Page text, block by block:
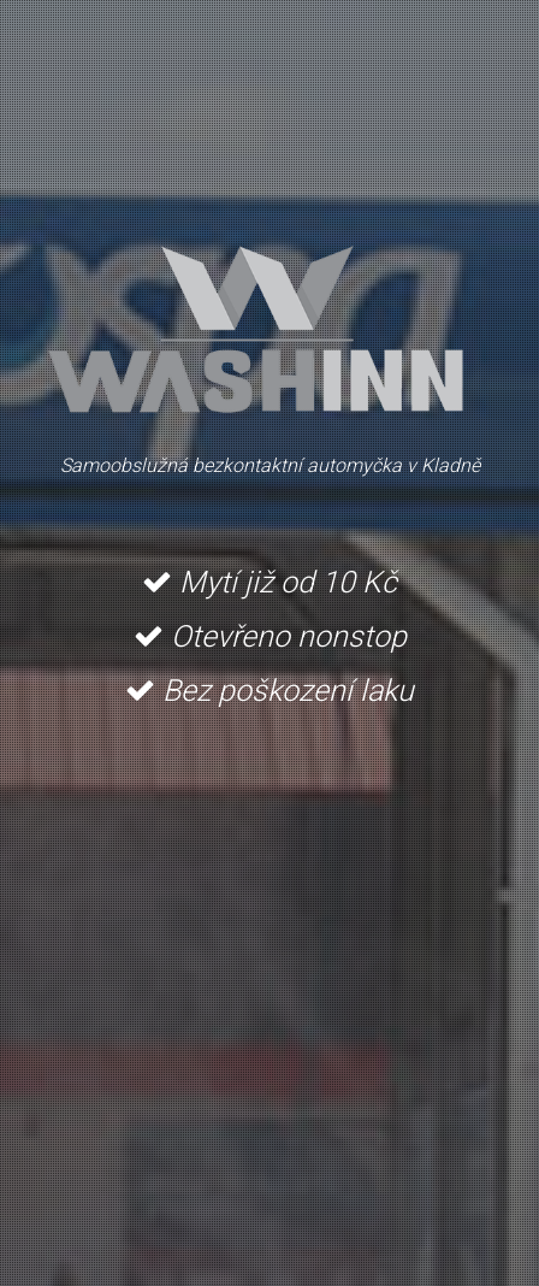
Samoobslužná bezkontaktní automyčka v Kladně
Mytí již od 10 Kč
Otevřeno nonstop
Bez poškození laku